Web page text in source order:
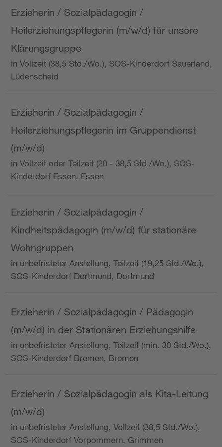
Erzieherin / Sozialpädagogin /
Heilerziehungspflegerin (m/w/d) für unsere
Klärungsgruppe
in Vollzeit (38,5 Std./Wo.), SOS-Kinderdorf Sauerland,
Lüdenscheid
Erzieherin / Sozialpädagogin /
Heilerziehungspflegerin im Gruppendienst
(m/w/d)
in Vollzeit oder Teilzeit (20 - 38,5 Std./Wo.), SOS-
Kinderdorf Essen, Essen
Erzieherin / Sozialpädagogin /
Kindheitspädagogin (m/w/d) für stationäre
Wohngruppen
in unbefristeter Anstellung, Teilzeit (19,25 Std./Wo.),
SOS-Kinderdorf Dortmund, Dortmund
Erzieherin / Sozialpädagogin / Pädagogin
(m/w/d) in der Stationären Erziehungshilfe
in unbefristeter Anstellung, Teilzeit (min. 30 Std./Wo.),
SOS-Kinderdorf Bremen, Bremen
Erzieherin / Sozialpädagogin als Kita-Leitung
(m/w/d)
in unbefristeter Anstellung, Vollzeit (38,5 Std./Wo.),
SOS-Kinderdorf Vorpommern, Grimmen